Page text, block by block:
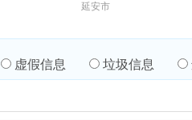
延安市
虚假信息 垃圾信息